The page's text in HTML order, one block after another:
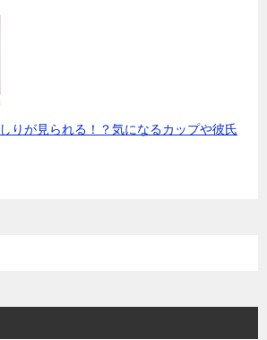
りが見られる！？気になるカップや彼氏